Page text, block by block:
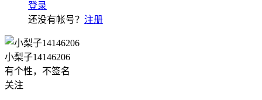
登录
还没有帐号？ 注册
小梨子14146206
有个性，不签名
关注